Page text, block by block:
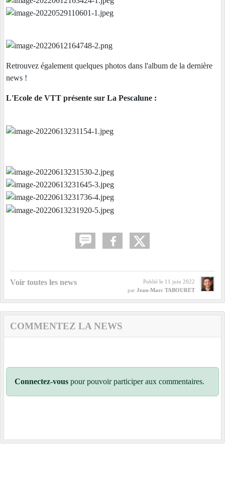
Retrouvez également quelques photos dans l'album de la dernière
news !
L'Ecole de VTT présente sur La Pescalune :
Voir toutes les news Publié le 11 juin 2022
par Jean-Marc TABOURET
COMMENTEZ LA NEWS
Connectez-vous pour pouvoir participer aux commentaires.